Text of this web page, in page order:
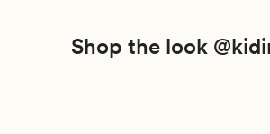
Shop the look